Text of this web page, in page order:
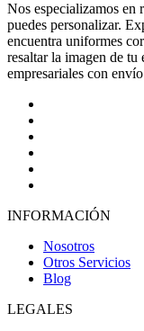
Nos especializamos en
puedes personalizar.
encuentra uniformes
resaltar la imagen de
empresariales con
INFORMACIÓN
Nosotros
Otros Servicios
Blog
LEGALES